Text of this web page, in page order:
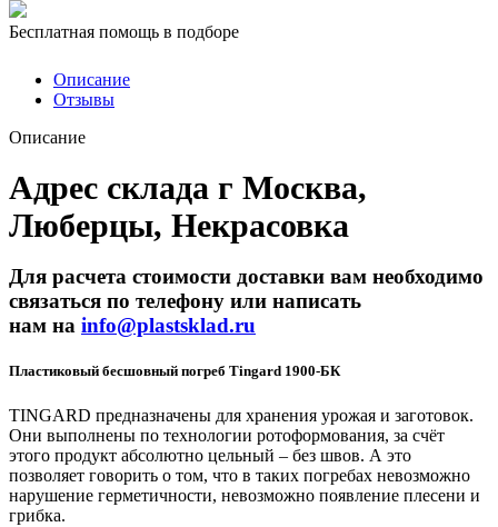
Бесплатная помощь в подборе
Описание
Отзывы
Описание
Адрес склада г Москва,
Люберцы, Некрасовка
Для расчета стоимости доставки вам необходимо
связаться по телефону или написать
нам на info@plastsklad.ru
Пластиковый бесшовный погреб Tingard 1900-БК
TINGARD предназначены для хранения урожая и заготовок.
Они выполнены по технологии ротоформования, за счёт
этого продукт абсолютно цельный – без швов. А это
позволяет говорить о том, что в таких погребах невозможно
нарушение герметичности, невозможно появление плесени и
грибка.